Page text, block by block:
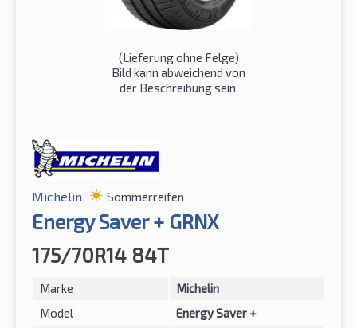
(Lieferung ohne Felge)
Bild kann abweichend von
der Beschreibung sein.
Michelin Sommerreifen
Energy Saver + GRNX
175/70R14 84T
Marke
Michelin
Model
Energy Saver +